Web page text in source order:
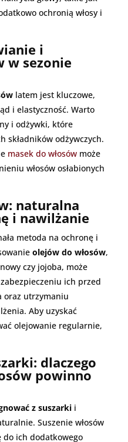
ochronią włosy i
i
w sezonie
latem jest kluczowe,
i elastyczność. Warto
i odżywki, które
składników odżywczych.
masek do włosów może
włosów osłabionych
naturalna
i nawilżanie
metoda na ochronę i
olejów do włosów,
czy jojoba, może
ich przed
oraz utrzymaniu
Aby uzyskać
olejowanie regularnie,
dlaczego
powinno
z suszarki i
Suszenie włosów
do ich dodatkowego